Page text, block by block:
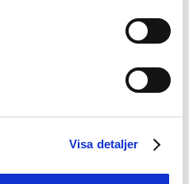
Visa detaljer
upptäcka och åtala illegal
eller
kan komma att inkludera